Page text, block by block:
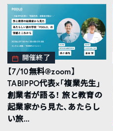
開催終了
【7/10無料@zoom】
TABIPPO代表×「複業先生」
創業者が語る！ 旅と教育の
起業家から見た、あたらし
い旅...